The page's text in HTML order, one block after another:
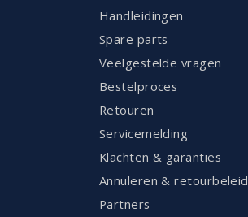
Handleidingen
Spare parts
Veelgestelde vragen
Bestelproces
Retouren
Servicemelding
Klachten & garanties
Annuleren & retourbeleid
Partners